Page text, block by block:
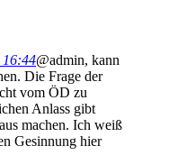
@admin, kann
Die Frage der
vom ÖD zu
Anlass gibt
machen. Ich weiß
Gesinnung hier